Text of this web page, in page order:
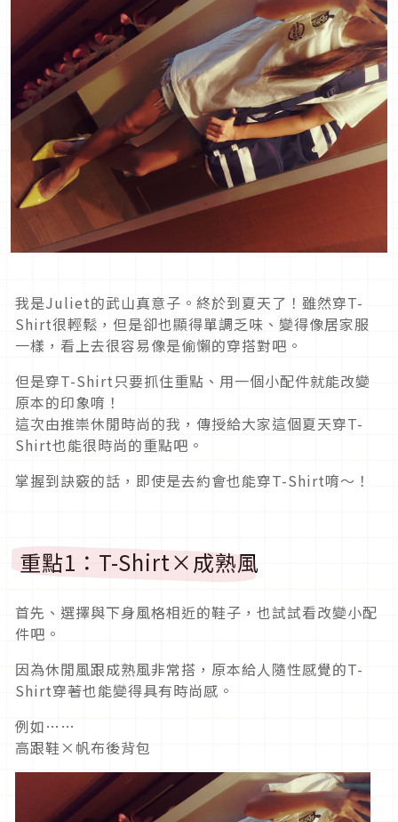
我是Juliet的武山真意子。終於到夏天了！雖然穿T-
Shirt很輕鬆，但是卻也顯得單調乏味、變得像居家服
一樣，看上去很容易像是偷懶的穿搭對吧。
但是穿T-Shirt只要抓住重點、用一個小配件就能改變
原本的印象唷！
這次由推崇休閒時尚的我，傳授給大家這個夏天穿T-
Shirt也能很時尚的重點吧。
掌握到訣竅的話，即使是去約會也能穿T-Shirt唷～！
重點1：T-Shirt×成熟風
首先、選擇與下身風格相近的鞋子，也試試看改變小配
件吧。
因為休閒風跟成熟風非常搭，原本給人隨性感覺的T-
Shirt穿著也能變得具有時尚感。
例如……
高跟鞋×帆布後背包